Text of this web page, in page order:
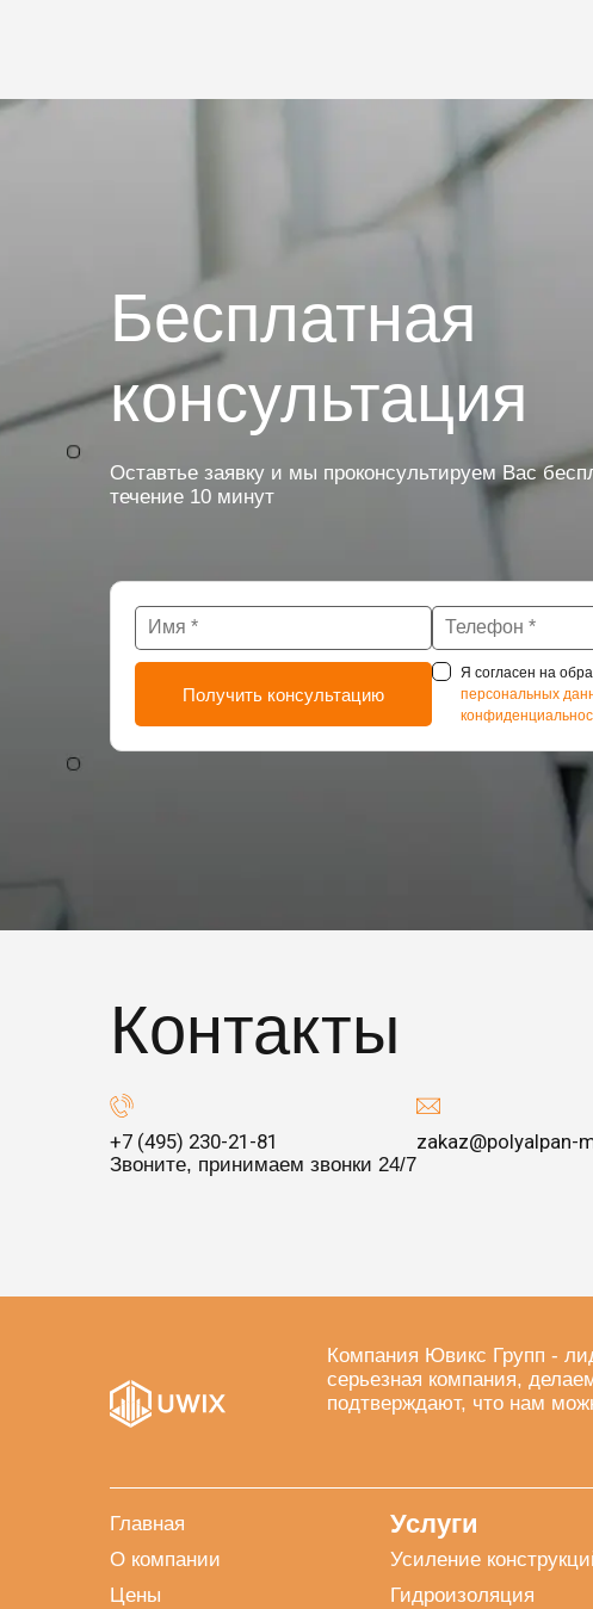
Бесплатная
консультация
Оставтье заявку и мы проконсультируем Вас
течение 10 минут
Я согласен на
персональных
Контакты
+7 (495) 230-21-81
Звоните, принимаем звонки 24/7
zakaz@polyalpan-
Компания Ювикс Групп -
серьезная компания,
подтверждают, что нам
Главная
О компании
Цены
Услуги
Усиление
Гидроизоляция